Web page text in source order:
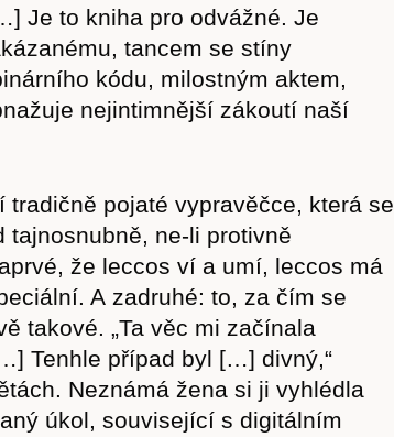
Je to kniha pro odvážné. Je
tancem se stíny
kódu, milostným aktem,
nejintimnější zákoutí naší
tradičně pojaté vypravěčce, která se
tajnosnubně, ne-li protivně
že leccos ví a umí, leccos má
A zadruhé: to, za čím se
takové. „Ta věc mi začínala
Tenhle případ byl […] divný,“
Neznámá žena si ji vyhlédla
úkol, související s digitálním